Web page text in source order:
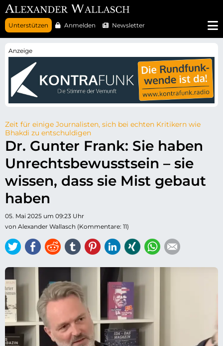
N
a
v
r
s
p
n
g
n
Unterstützen Anmelden Newsletter
Zeit für einige Journalisten, sich bei echten Kritikern wie
Bhakdi zu entschuldigen
Dr. Gunter Frank: Sie haben
Unrechtsbewusstsein – sie
wissen, dass sie Mist gebaut
haben
05. Mai 2025 um 09:23 Uhr
von Alexander Wallasch (Kommentare: 11)
TwitterFacebook
ReddittumblrPinterestLinkedIn
Xing WhatsApp